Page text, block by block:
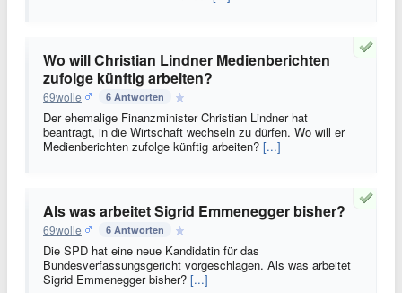
Wo will Christian Lindner Medienberichten
zufolge künftig arbeiten?
69wolle 6 Antworten
Der ehemalige Finanzminister Christian Lindner hat
beantragt, in die Wirtschaft wechseln zu dürfen. Wo will er
Medienberichten zufolge künftig arbeiten? [...]
Als was arbeitet Sigrid Emmenegger bisher?
69wolle 6 Antworten
Die SPD hat eine neue Kandidatin für das
Bundesverfassungsgericht vorgeschlagen. Als was arbeitet
Sigrid Emmenegger bisher? [...]